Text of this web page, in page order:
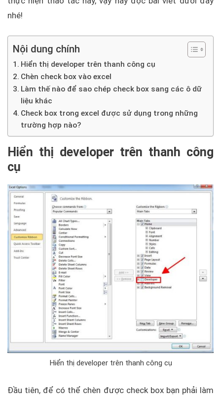
nhé!
Nội dung chính
Hiển thị developer trên thanh công cụ
Chèn check box vào excel
Làm thế nào để sao chép check box sang các ô dữ
liệu khác
Check box trong excel được sử dụng trong những
trường hợp nào?
Hiển thị developer trên thanh công
cụ
Hiển thị developer trên thanh công cụ
Đầu tiên, để có thể chèn được check box bạn phải làm